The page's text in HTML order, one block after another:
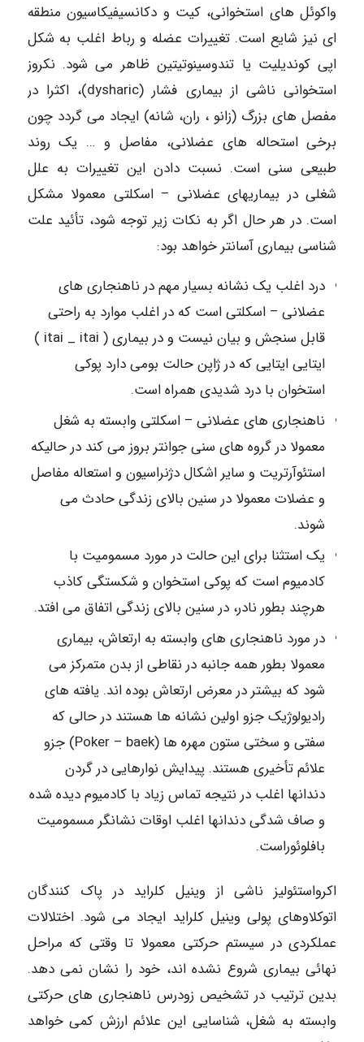
واکوئل های استخوانی، کیت و دکانسیفیکاسیون منطقه
ای نیز شایع است. تغییرات عضله و رباط اغلب به شکل
اپی کوندیلیت یا تندوسینوتیتین ظاهر می شود. نکروز
استخوانی ناشی از بیماری فشار (dysharic)، اکثرا در
مفصل های بزرگ (زانو ، ران، شانه) ایجاد می گردد چون
برخی استحاله های عضلانی، مفاصل و … یک روند
طبیعی سنی است. نسبت دادن این تغییرات به علل
شغلی در بیماریهای عضلانی – اسکلتی معمولا مشکل
است. در هر حال اگر به نکات زیر توجه شود، تأئید علت
شناسی بیماری آسانتر خواهد بود:
درد اغلب یک نشانه بسیار مهم در ناهنجاری های
عضلانی – اسکلتی است که در اغلب موارد به راحتی
قابل سنجش و بیان نیست و در بیماری ( itai _ itai )
ایتایی ایتایی که در ژاپن حالت بومی دارد پوکی
استخوان با درد شدیدی همراه است.
ناهنجاری های عضلانی – اسکلتی وابسته به شغل
معمولا در گروه های سنی جوانتر بروز می کند در حالیکه
استئوآرتریت و سایر اشکال دژنراسیون و استعاله مفاصل
و عضلات معمولا در سنین بالای زندگی حادث می
شوند.
یک استثنا برای این حالت در مورد مسمومیت با
کادمیوم است که پوکی استخوان و شکستگی کاذب
هرچند بطور نادر، در سنین بالای زندگی اتفاق می افتد.
در مورد ناهنجاری های وابسته به ارتعاش، بیماری
معمولا بطور همه جانبه در نقاطی از بدن متمرکز می
شود که بیشتر در معرض ارتعاش بوده اند. یافته های
رادیولوژیک جزو اولین نشانه ها هستند در حالی که
سفتی و سختی ستون مهره ها (Poker – baek) جزو
علائم تأخیری هستند. پیدایش نوارهایی در گردن
دندانها اغلب در نتیجه تماس زیاد با کادمیوم دیده شده
و صاف شدگی دندانها اغلب اوقات نشانگر مسمومیت
بافلوئوراست.
اکرواستئولیز ناشی از وینیل کلراید در پاک کنندگان
اتوکلاوهای پولی وینیل کلراید ایجاد می شود. اختلالات
عملکردی در سیستم حرکتی معمولا تا وقتی که مراحل
نهائی بیماری شروع نشده اند، خود را نشان نمی دهد.
بدین ترتیب در تشخیص زودرس ناهنجاری های حرکتی
وابسته به شغل، شناسایی این علائم ارزش کمی خواهد